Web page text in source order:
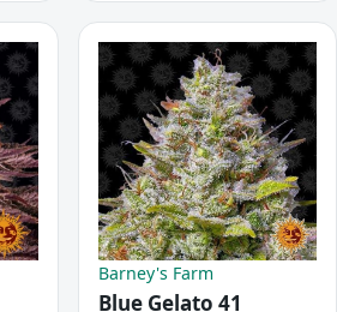
Barney's Farm
Blue Gelato 41